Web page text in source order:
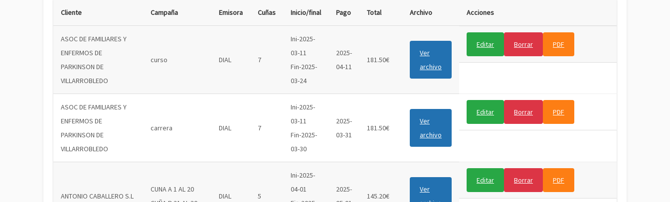
Cliente Campaña Emisora Cuñas Inicio/final Pago Total Archivo Acciones
ASOC DE FAMILIARES Y
ENFERMOS DE
PARKINSON DE
VILLARROBLEDO
curso DIAL 7
Ini-2025-
03-11
Fin-2025-
03-24
2025-
04-11
181.50€
Ver
archivo
Editar Borrar PDF
ASOC DE FAMILIARES Y
ENFERMOS DE
PARKINSON DE
VILLARROBLEDO
carrera DIAL 7
Ini-2025-
03-11
Fin-2025-
03-30
2025-
03-31
181.50€
Ver
archivo
Editar Borrar PDF
ANTONIO CABALLERO S.L
CUNA A 1 AL 20
DIAL 5
Ini-2025-
04-01
2025-
145.20€
Ver
Editar Borrar PDF